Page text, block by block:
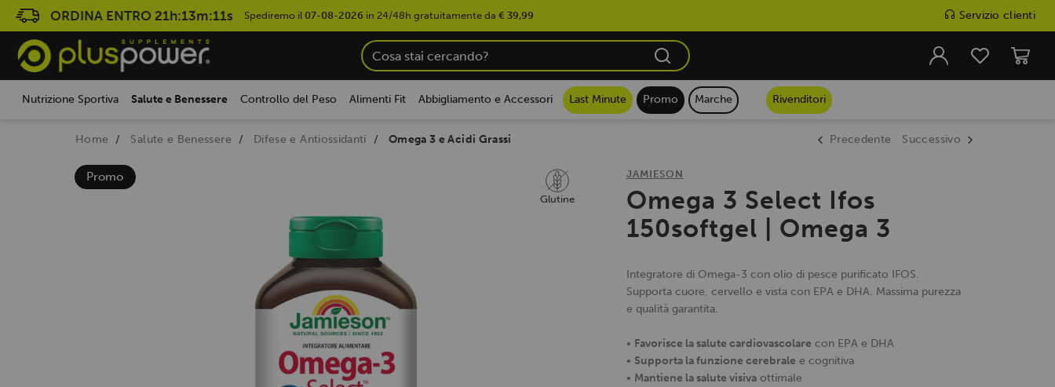
ORDINA ENTRO 21h:13m:10s Spediremo il07-08-2026 in 24/48h gratuitamente da€ 39,99 Servizio clienti
Nutrizione Sportiva Salute e Benessere Controllo del Peso Alimenti Fit Abbigliamento e Accessori Last Minute Promo Marche Rivenditori
Home Salute e Benessere Difese e Antiossidanti Omega 3 e Acidi Grassi Precedente Successivo
Promo
Glutine
JAMIESON
Omega 3 Select Ifos
150softgel | Omega 3
Integratore di Omega-3 con olio di pesce purificato IFOS.
Supporta cuore, cervello e vista con EPA e DHA. Massima purezza
e qualità garantita.
• Favorisce la salute cardiovascolare con EPA e DHA
• Supporta la funzione cerebrale e cognitiva
• Mantiene la salute visivaottimale